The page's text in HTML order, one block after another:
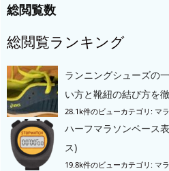
総閲覧数
総閲覧ランキング
ランニングシューズの
い方と靴紐の結び方を
28.1k件のビューカテゴリ: マ
ハーフマラソンペース
ス)
19.8k件のビューカテゴリ: マ